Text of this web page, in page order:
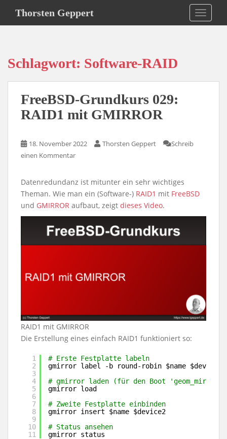
i
Thorsten Geppert
Schlagwort: Software-RAID
FreeBSD-Grundkurs 029:
RAID1 mit GMIRROR
18. November 2022 Thorsten Geppert
Schreib
einen Kommentar
Datenredundanz ist mitunter ein sehr wichtiges
Theman. Wie man ein (Software-) RAID1 mit FreeBSD
und GMIRROR aufbaut, zeigt dieses Video.
RAID1 mit GMIRROR
Die Erstellung eines einfach RAID1 funktioniert so:
1
2
3
4
5
6
7
8
9
10
11
# Erste Festplatte labeln
gmirror label -b round-robin $name $device1
# gmirror laden (für den Boot
gmirror load
# Zweite Festplatte einbinden
gmirror insert $name $device2
# Status ansehen
gmirror status